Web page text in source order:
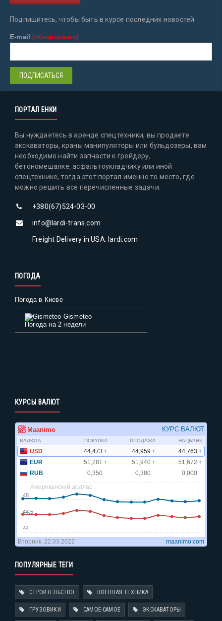
Подпишитесь, чтобы быть в курсе последних новостей.
E-mail(обязательно)
ПОРТАЛ ЕНКИ
Вы нуждаетесь в аренде спецтехники, вы продаете
экскаваторы, краны манипуляторы или бульдозеры, вам
необходимо найти запчасти к грейдеру,
бетономешалке, асфальтоукладчику или иной
спецтехнике, тогда этот портал именно то место, где
можно решить все перечисленные задачи.
+380(67)524-03-00
info@lardi-trans.com
Freight Delivery in USA: lardi.com
ПОГОДА
Погода в Киеве
Gismeteo
Погода на 2 недели
КУРСЫ ВАЛЮТ
ПОПУЛЯРНЫЕ ТЕГИ
СТРОИТЕЛЬСТВО ВОЕННАЯ ТЕХНИКА
ГРУЗОВИКИ САМОЕ-САМОЕ ЭКСКАВАТОРЫ